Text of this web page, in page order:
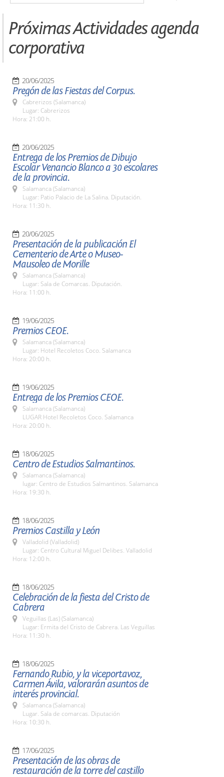
Próximas Actividades agenda
corporativa
20/06/2025
Pregón de las Fiestas del Corpus.
Cabrerizos (Salamanca)
Lugar: Cabrerizos
Hora: 21:00 h.
20/06/2025
Entrega de los Premios de Dibujo
Escolar Venancio Blanco a 30 escolares
de la provincia.
Salamanca (Salamanca)
Lugar: Patio Palacio de La Salina. Diputación.
Hora: 11:30 h.
20/06/2025
Presentación de la publicación El
Cementerio de Arte o Museo-
Mausoleo de Morille
Salamanca (Salamanca)
Lugar: Sala de Comarcas. Diputación.
Hora: 11:00 h.
19/06/2025
Premios CEOE.
Salamanca (Salamanca)
Lugar: Hotel Recoletos Coco. Salamanca
Hora: 20:00 h.
19/06/2025
Entrega de los Premios CEOE.
Salamanca (Salamanca)
LUGAR Hotel Recoletos Coco. Salamanca
Hora: 20:00 h.
18/06/2025
Centro de Estudios Salmantinos.
Salamanca (Salamanca)
lugar: Centro de Estudios Salmantinos. Salamanca
Hora: 19:30 h.
18/06/2025
Premios Castilla y León
Valladolid (Valladolid)
Lugar: Centro Cultural Miguel Delibes. Valladolid
Hora: 12:00 h.
18/06/2025
Celebración de la fiesta del Cristo de
Cabrera
Veguillas (Las) (Salamanca)
Lugar: Ermita del Cristo de Cabrera. Las Veguillas
Hora: 11:30 h.
18/06/2025
Fernando Rubio, y la viceportavoz,
Carmen Ávila, valorarán asuntos de
interés provincial.
Salamanca (Salamanca)
Lugar. Sala de comarcas. Diputación
Hora: 10:30 h.
17/06/2025
Presentación de las obras de
restauración de la torre del castillo